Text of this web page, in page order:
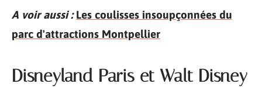
A voir aussi : Les coulisses insoupçonnées du
parc d'attractions Montpellier
Disneyland Paris et Walt Disney